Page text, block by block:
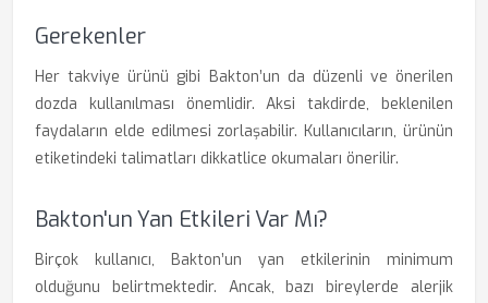
Gerekenler
Her takviye ürünü gibi Bakton’un da düzenli ve önerilen
dozda kullanılması önemlidir. Aksi takdirde, beklenilen
faydaların elde edilmesi zorlaşabilir. Kullanıcıların, ürünün
etiketindeki talimatları dikkatlice okumaları önerilir.
Bakton'un Yan Etkileri Var Mı?
Birçok kullanıcı, Bakton’un yan etkilerinin minimum
olduğunu belirtmektedir. Ancak, bazı bireylerde alerjik